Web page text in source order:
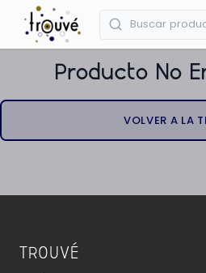
Producto No
VOLVER A LA
TROUVÉ